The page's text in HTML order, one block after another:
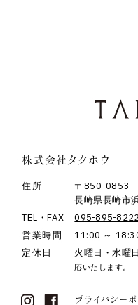
株式会社タクホウ
住所
〒850-0853
長崎県長崎市
TEL・FAX
095-895-
営業時間
11:00 ～
定休日
火曜日・水曜日
応いたします。
プライバシーポ